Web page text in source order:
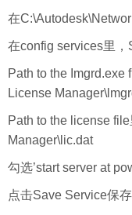
在
在config services里
Path to the Imgrd.exe
License
Path to the license
Manager\lic.dat
勾选’start server at
点击Save Service保存